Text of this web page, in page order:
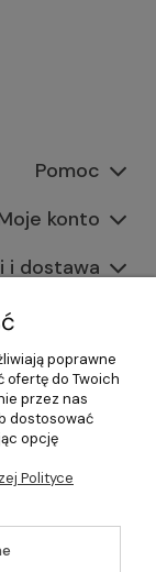
Pomoc
konto
i dostawa
Informacje
O nas
|
poprawne
ofertę do Twoich
przez nas
dostosować
opcję
Polityce